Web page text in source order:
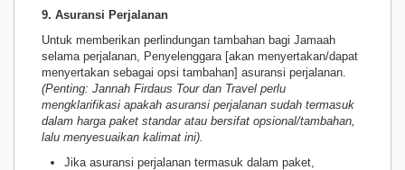
9. Asuransi Perjalanan
Untuk memberikan perlindungan tambahan bagi Jamaah
selama perjalanan, Penyelenggara [akan menyertakan/dapat
menyertakan sebagai opsi tambahan] asuransi perjalanan.
(Penting: Jannah Firdaus Tour dan Travel perlu
mengklarifikasi apakah asuransi perjalanan sudah termasuk
dalam harga paket standar atau bersifat opsional/tambahan,
lalu menyesuaikan kalimat ini).
Jika asuransi perjalanan termasuk dalam paket,